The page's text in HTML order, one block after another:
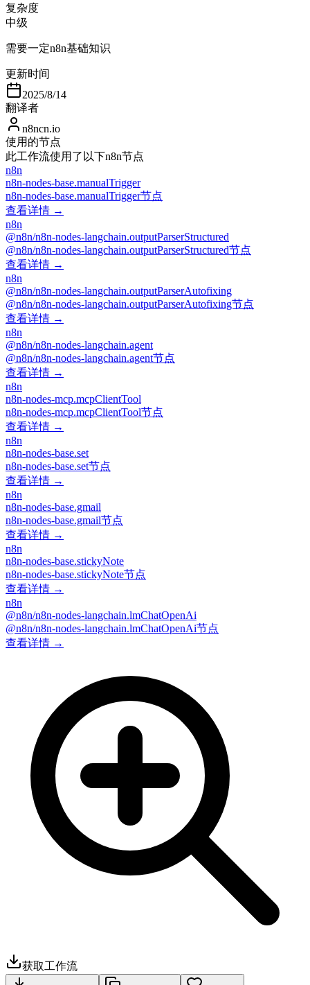
复杂度
中级
需要一定n8n基础知识
更新时间
2025/8/14
翻译者
n8ncn.io
使用的节点
此工作流使用了以下n8n节点
n8n
n8n-nodes-base.manualTrigger
n8n-nodes-base.manualTrigger节点
查看详情 →
n8n
@n8n/n8n-nodes-langchain.outputParserStructured
@n8n/n8n-nodes-langchain.outputParserStructured节点
查看详情 →
n8n
@n8n/n8n-nodes-langchain.outputParserAutofixing
@n8n/n8n-nodes-langchain.outputParserAutofixing节点
查看详情 →
n8n
@n8n/n8n-nodes-langchain.agent
@n8n/n8n-nodes-langchain.agent节点
查看详情 →
n8n
n8n-nodes-mcp.mcpClientTool
n8n-nodes-mcp.mcpClientTool节点
查看详情 →
n8n
n8n-nodes-base.set
n8n-nodes-base.set节点
查看详情 →
n8n
n8n-nodes-base.gmail
n8n-nodes-base.gmail节点
查看详情 →
n8n
n8n-nodes-base.stickyNote
n8n-nodes-base.stickyNote节点
查看详情 →
n8n
@n8n/n8n-nodes-langchain.lmChatOpenAi
@n8n/n8n-nodes-langchain.lmChatOpenAi节点
查看详情 →
获取工作流